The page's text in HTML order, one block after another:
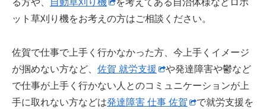
る方や、
自動草刈り機
を考えてある自治体様などロボ
ット草刈り機をお考えの方はご相談ください。
佐賀で仕事で上手く行かなかった方、今上手くイメージ
が掴めない方など、 佐賀 就労支援
や発達障害や鬱など
で仕事が上手く行かない人とのコミュニケーションが上
手に取れない方などは発達障害 仕事 佐賀
で就労支援を